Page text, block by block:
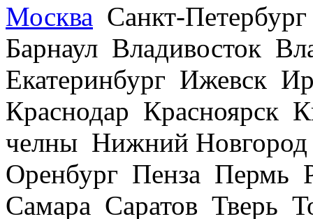
Москва Санкт-
Барнаул Владивосток
Екатеринбург Ижевск
Краснодар Красноярск
челны Нижний
Оренбург Пенза Пермь
Самара Саратов Тверь